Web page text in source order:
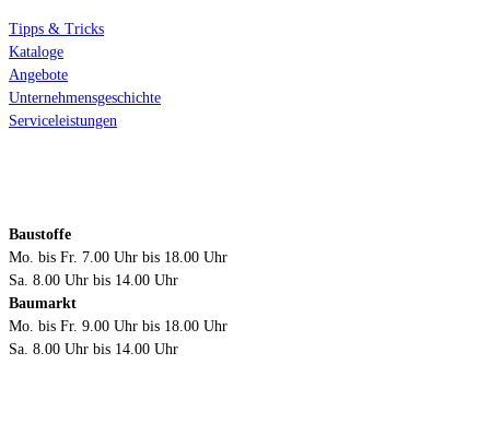
Tipps & Tricks
Kataloge
Angebote
Unternehmensgeschichte
Serviceleistungen
Baustoffe
Mo. bis Fr. 7.00 Uhr bis 18.00 Uhr
Sa. 8.00 Uhr bis 14.00 Uhr
Baumarkt
Mo. bis Fr. 9.00 Uhr bis 18.00 Uhr
Sa. 8.00 Uhr bis 14.00 Uhr